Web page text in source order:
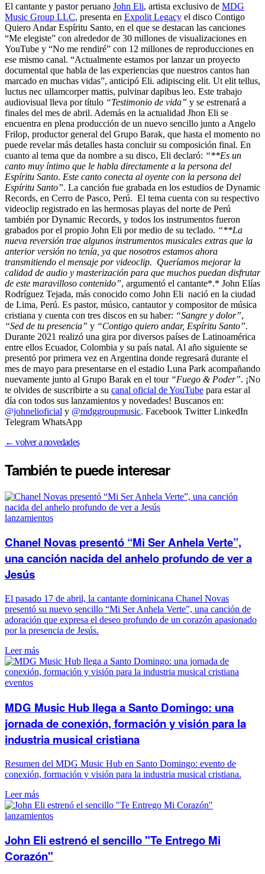
El cantante y pastor peruano John Eli, artista exclusivo de MDG
Music Group LLC, presenta en Expolit Legacy el disco Contigo
Quiero Andar Espíritu Santo, en el que se destacan las canciones
“Me elegiste” con alrededor de 30 millones de visualizaciones en
YouTube y “No me rendiré” con 12 millones de reproducciones en
ese mismo canal. “Actualmente estamos por lanzar un proyecto
documental que habla de las experiencias que nuestros cantos han
marcado en muchas vidas”, anticipó Eli. adipiscing elit. Ut elit tellus,
luctus nec ullamcorper mattis, pulvinar dapibus leo. Este trabajo
audiovisual lleva por título “Testimonio de vida” y se estrenará a
finales del mes de abril. Además en la actualidad Jhon Eli se
encuentra en plena producción de un nuevo sencillo junto a Angelo
Frilop, productor general del Grupo Barak, que hasta el momento no
puede revelar más detalles hasta concluir su composición final. En
cuanto al tema que da nombre a su disco, Eli declaró: “**Es un
canto muy íntimo que le habla directamente a la persona del
Espíritu Santo. Este canto conecta al oyente con la persona del
Espíritu Santo”. La canción fue grabada en los estudios de Dynamic
Records, en Cerro de Pasco, Perú. El tema cuenta con su respectivo
videoclip registrado en las hermosas playas del norte de Perú
también por Dynamic Records, y todos los instrumentos fueron
grabados por el propio John Eli por medio de su teclado. “**La
nueva reversión trae algunos instrumentos musicales extras que la
anterior versión no tenía, ya que nosotros estamos ahora
transmitiendo el mensaje por videoclip. Queríamos mejorar la
calidad de audio y masterización para que muchos puedan disfrutar
de este maravilloso contenido”, argumentó el cantante*.* John Elías
Rodríguez Tejada, más conocido como John Eli nació en la ciudad
de Lima, Perú. Es pastor, músico, cantautor y compositor de música
cristiana y cuenta con tres discos en su haber: “Sangre y dolor”,
“Sed de tu presencia” y “Contigo quiero andar, Espíritu Santo”.
Durante 2021 realizó una gira por diversos países de Latinoamérica
entre ellos Ecuador, Colombia y su país natal. Al año siguiente se
presentó por primera vez en Argentina donde regresará durante el
mes de mayo para presentarse en el estadio Luna Park acompañando
nuevamente junto al Grupo Barak en el tour “Fuego & Poder”. ¡No
te olvides de suscribirte a su canal oficial de YouTube para estar al
día con todos sus lanzamientos y novedades! Buscanos en:
@johnelioficial y @mdggroupmusic. Facebook Twitter LinkedIn
Telegram WhatsApp
← volver a novedades
También te puedeinteresar
lanzamientos
Chanel Novas presentó “Mi Ser Anhela Verte”,
una canción nacida del anhelo profundo de ver a
Jesús
El pasado 17 de abril, la cantante dominicana Chanel Novas
presentó su nuevo sencillo “Mi Ser Anhela Verte”, una canción de
adoración que expresa el deseo profundo de un corazón apasionado
por la presencia de Jesús.
Leer más
eventos
MDG Music Hub llega a Santo Domingo: una
jornada de conexión, formación y visión para la
industria musical cristiana
Resumen del MDG Music Hub en Santo Domingo: evento de
conexión, formación y visión para la industria musical cristiana.
Leer más
lanzamientos
John Eli estrenó el sencillo "Te Entrego Mi
Corazón"